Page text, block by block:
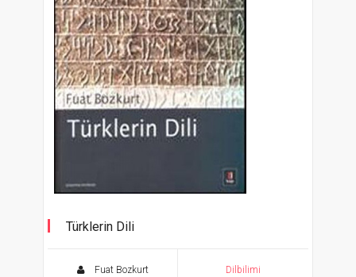
Türklerin Dili
Fuat Bozkurt Dilbilimi